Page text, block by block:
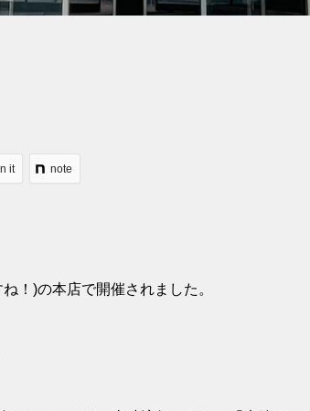
it note
！)の本店で開催されました。